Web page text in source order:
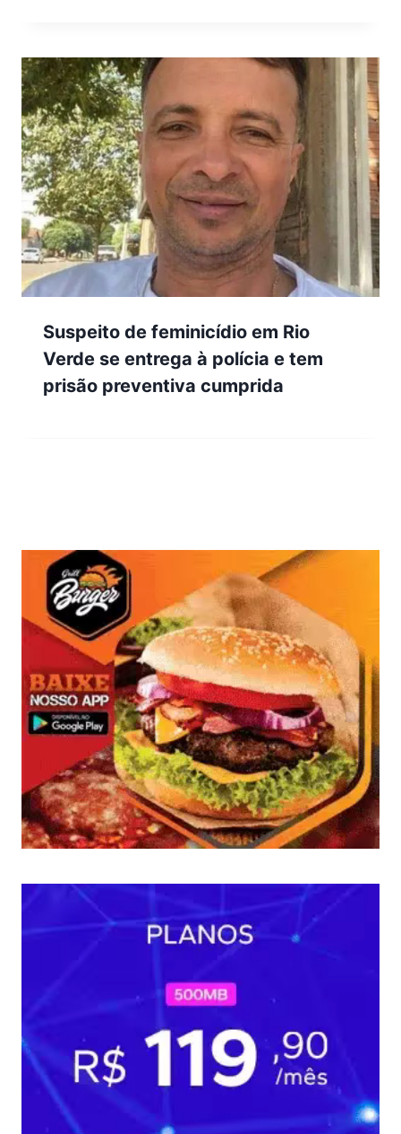
Suspeito de feminicídio em Rio
Verde se entrega à polícia e tem
prisão preventiva cumprida